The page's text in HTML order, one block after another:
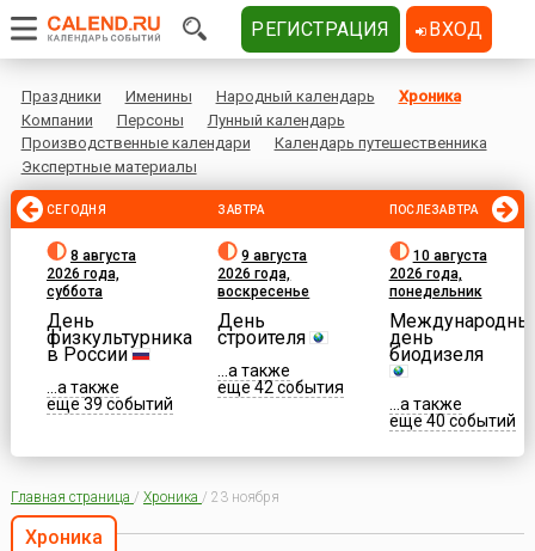
Праздники Именины Народный календарь
Хроника
Компании
Персоны
Лунный календарь
Производственные календари
Календарь путешественника
Экспертные материалы
СЕГОДНЯ
8 августа
2026 года,
суббота
День
физкультурника
в России
...а также
еще 39 событий
ЗАВТРА
9 августа
2026 года,
воскресенье
День
строителя
...а также
еще 42 события
ПОСЛЕЗАВТРА
10 августа
2026 года,
понедельник
день
биодизеля
...а также
еще 40 событий
Главная страница / Хроника / 23 ноября
Хроника
РЕГИСТРАЦИЯ ВХОД